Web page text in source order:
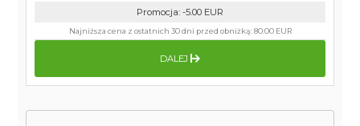
Promocja: -5.00 EUR
Najniższa cena z ostatnich 30 dni przed obniżką:80.00 EUR
DALEJ